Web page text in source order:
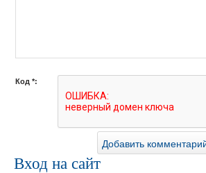
Код *:
Вход на сайт